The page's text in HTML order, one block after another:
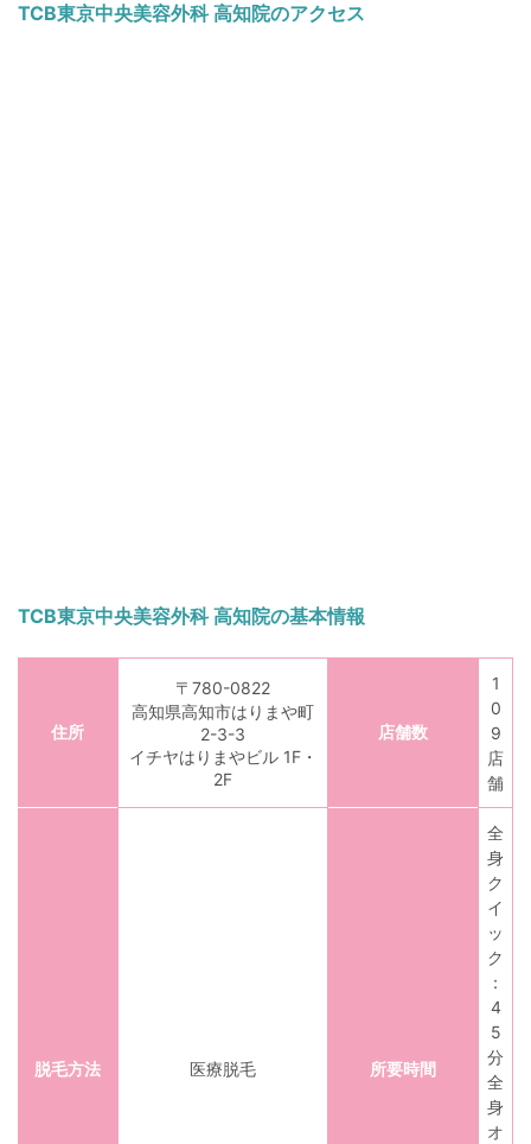
TCB東京中央美容外科 高知院のアクセス
TCB東京中央美容外科 高知院の基本情報
住所
〒780-0822
高知県高知市はりまや町
2-3-3
イチヤはりまやビル 1F・
2F
店舗数
1
0
9
店
舗
脱毛方法 医療脱毛 所要時間
全
身
ク
イ
ッ
ク
：
4
5
分
全
身
オ